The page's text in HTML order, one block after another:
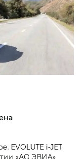
EVOLUTE i‑JET
«АО ЭВИА»